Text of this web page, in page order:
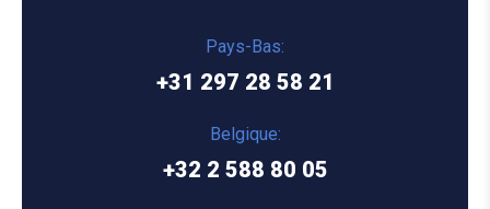
Pays-Bas:
+31 297 28 58 21
Belgique:
+32 2 588 80 05